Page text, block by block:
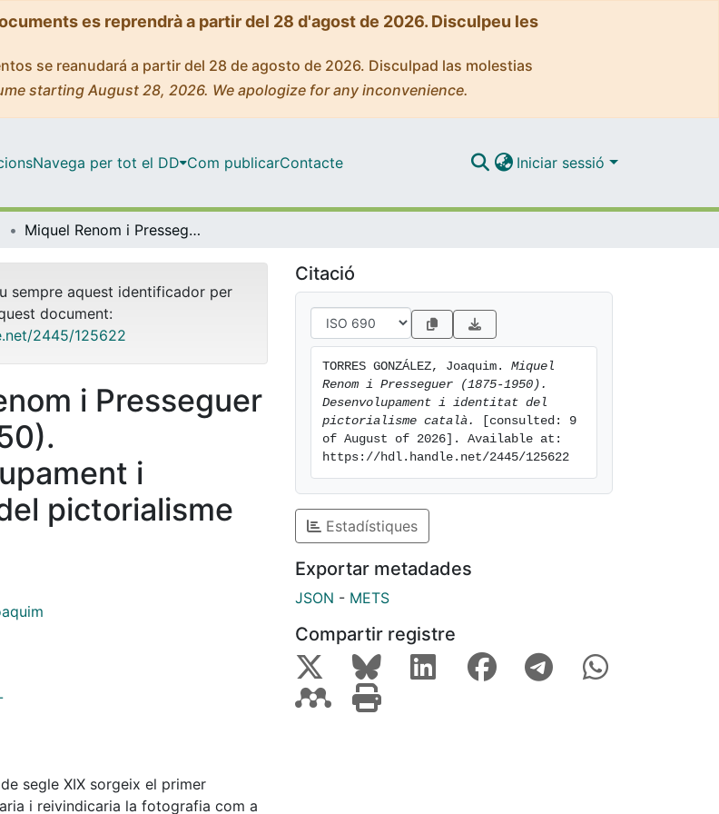
es reprendrà a partir del 28 d'agost de 2026. Disculpeu les
se reanudará a partir del 28 de agosto de 2026. Disculpad las molestias
starting August 28, 2026. We apologize for any inconvenience.
Navega per tot el DD Com publicarContacte Iniciar sessió
Miquel Renom i Presseguer (1875-1950). Desenvolupament i identitat del pictorialisme català
sempre aquest identificador per
document:
2445/125622
i Presseguer
i
pictorialisme
segle XIX sorgeix el primer
i reivindicaria la fotografia com a
Citació
TORRES GONZÁLEZ, Joaquim. Miquel
Renom i Presseguer (1875-1950).
Desenvolupament i identitat del
pictorialisme català.
[consulted: 9
of August of 2026]. Available at:
https://hdl.handle.net/2445/125622
Estadístiques
Exportar metadades
JSON - METS
Compartir registre